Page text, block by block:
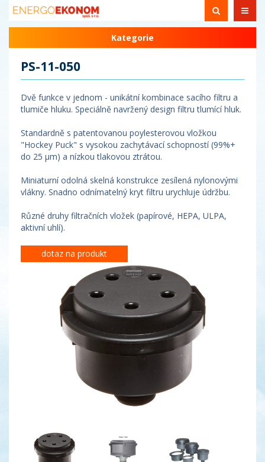
Kategorie
PS-11-050
Dvě funkce v jednom - unikátní kombinace sacího filtru a
tlumiče hluku. Speciálně navržený design filtru tlumící hluk.
Standardně s patentovanou poylesterovou vložkou
"Hockey Puck" s vysokou zachytávací schopností (99%+
do 25 µm) a nízkou tlakovou ztrátou.
Miniaturní odolná skelná konstrukce zesílená nylonovými
vlákny. Snadno odnímatelný kryt filtru urychluje údržbu.
Různé druhy filtračních vložek (papírové, HEPA, ULPA,
aktivní uhlí).
dotaz na produkt